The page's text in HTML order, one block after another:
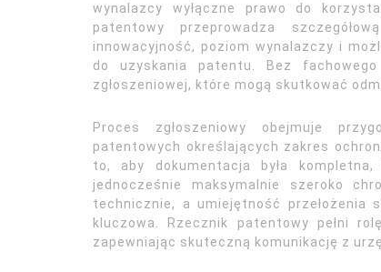
wynalazcy wyłączne prawo do
patentowy przeprowadza
innowacyjność, poziom wynalazczy i
do uzyskania patentu. Bez
zgłoszeniowej, które mogą skutkować
Proces zgłoszeniowy obejmuje
patentowych określających zakres
to, aby dokumentacja była
jednocześnie maksymalnie szeroko
technicznie, a umiejętność przełożenia
kluczowa. Rzecznik patentowy pełni
zapewniając skuteczną komunikację z